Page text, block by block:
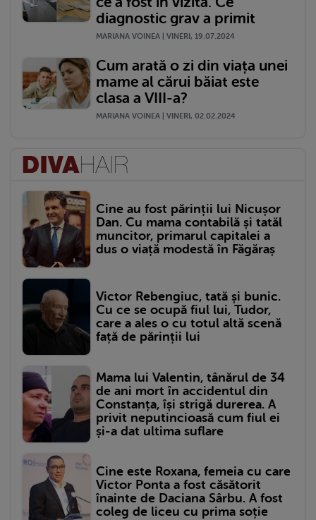
diagnostic grav a primit
MARIANA VOINEA | VINERI, 19.07.2024
Cum arată o zi din viața unei
mame al cărui băiat este
clasa a VIII-a?
MARIANA VOINEA | VINERI, 02.02.2024
Cine au fost părinții lui Nicușor
Dan. Cu mama contabilă și tatăl
muncitor, primarul capitalei a
dus o viață modestă în Făgăraș
Victor Rebengiuc, tată și bunic.
Cu ce se ocupă fiul lui, Tudor,
care a ales o cu totul altă scenă
față de părinții lui
Mama lui Valentin, tânărul de 34
de ani mort în accidentul din
Constanța, își strigă durerea. A
privit neputincioasă cum fiul ei
și-a dat ultima suflare
Cine este Roxana, femeia cu care
Victor Ponta a fost căsătorit
înainte de Daciana Sârbu. A fost
coleg de liceu cu prima soție